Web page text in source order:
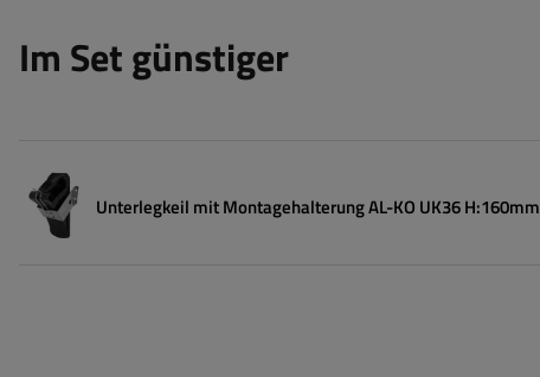
Im Set günstiger
Unterlegkeil mit Montagehalterung AL-KO UK36 H:160mm